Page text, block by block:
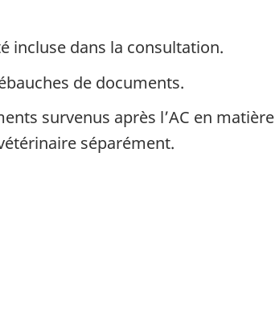
incluse dans la consultation.
de documents.
survenus après l’AC en matière
séparément.